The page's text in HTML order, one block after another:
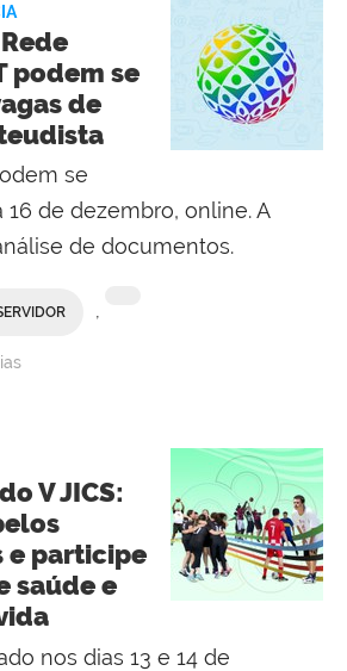
podem se
de
se
de dezembro, online. A
de documentos.
,
V JICS:
e participe
saúde e
nos dias 13 e 14 de